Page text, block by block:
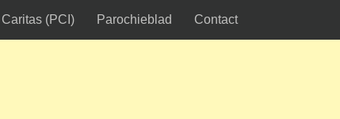
Caritas (PCI) Parochieblad Contact